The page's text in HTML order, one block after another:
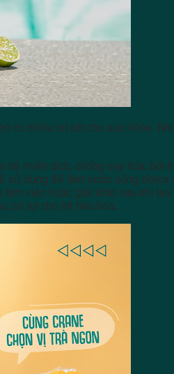
có nhiều lợi ích cho sức khỏe.
miễn dịch, chống oxy hóa, bởi
sử dụng để làm nước uống detox
việc hoặc giải khát sau khi lao
có lợi cho hệ tiêu hóa,…